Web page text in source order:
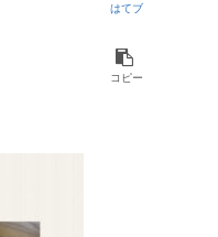
はてブ
コピー